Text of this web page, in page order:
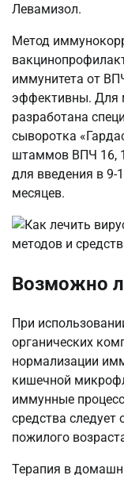
Левамизол.
Метод
иммунитета от
эффективны. Для
разработана
сыворотка
штаммов ВПЧ 16,
для введения в 9-
месяцев.
Возможно
При
органических
нормализации
кишечной
иммунные
средства следует
пожилого
Терапия в